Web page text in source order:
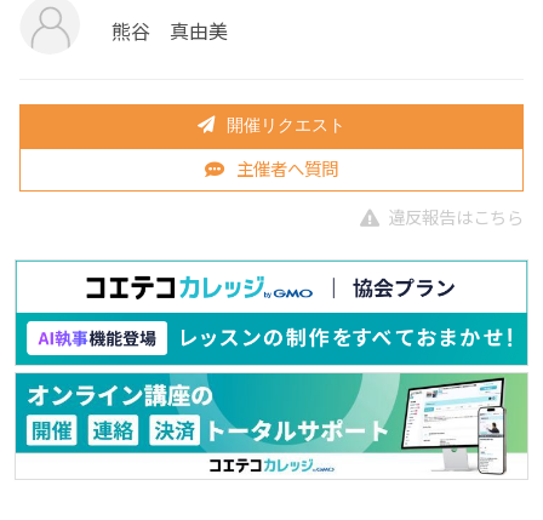
熊谷 真由美
開催リクエスト
主催者へ質問
違反報告はこちら